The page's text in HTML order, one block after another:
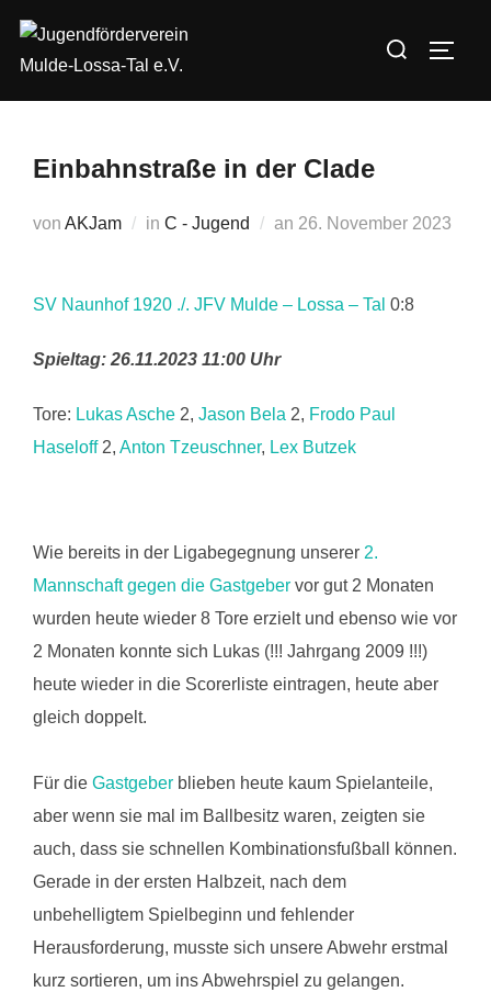
Inhalt
springen
Suchen
Einbahnstraße in der Clade
von AKJam in C - Jugend an Veröffentlicht
26. November 2023
SV Naunhof 1920 ./. JFV Mulde – Lossa – Tal 0:8
Spieltag: 26.11.2023 11:00 Uhr
Tore: Lukas Asche 2, Jason Bela 2, Frodo Paul
Haseloff2, Anton Tzeuschner, Lex Butzek
Wie bereits in der Ligabegegnung unserer 2.
Mannschaft gegen die Gastgeber vor gut 2 Monaten
wurden heute wieder 8 Tore erzielt und ebenso wie vor
2 Monaten konnte sich Lukas (!!! Jahrgang 2009 !!!)
heute wieder in die Scorerliste eintragen, heute aber
gleich doppelt.
Für die Gastgeber blieben heute kaum Spielanteile,
aber wenn sie mal im Ballbesitz waren, zeigten sie
auch, dass sie schnellen Kombinationsfußball können.
Gerade in der ersten Halbzeit, nach dem
unbehelligtem Spielbeginn und fehlender
Herausforderung, musste sich unsere Abwehr erstmal
kurz sortieren, um ins Abwehrspiel zu gelangen.